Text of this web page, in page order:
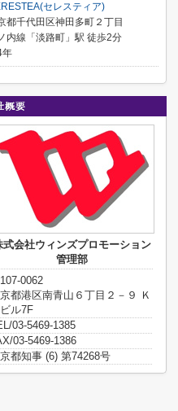
セレスティア)
都千代田区神田多町２丁目
内線「淡路町」駅 徒歩2分
年
式会社ウィンズプロモーション
管理部
0062
都港区南青山６丁目２－９ Ｋ
ル7F
03-5469-1385
03-5469-1386
都知事 (6) 第74268号